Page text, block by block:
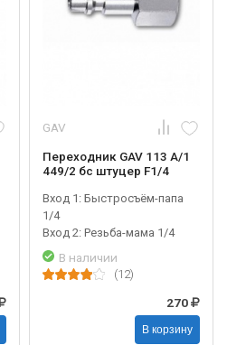
GAV
Переходник GAV 113 A/1
449/2 бс штуцер F1/4
Вход 1: Быстросъём-папа
1/4
Вход 2: Резьба-мама 1/4
В наличии
(12)
270
В корзину